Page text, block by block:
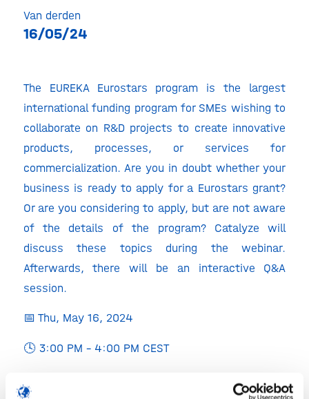
Van derden
16/05/24
The EUREKA Eurostars program is the largest
international funding program for SMEs wishing to
collaborate on R&D projects to create innovative
products, processes, or services for
commercialization. Are you in doubt whether your
business is ready to apply for a Eurostars grant?
Or are you considering to apply, but are not aware
of the details of the program? Catalyze will
discuss these topics during the webinar.
Afterwards, there will be an interactive Q&A
session.
📅 Thu, May 16, 2024
🕓 3:00 PM – 4:00 PM CEST